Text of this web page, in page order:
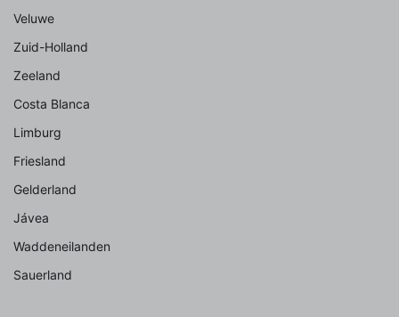
Veluwe
Zuid-Holland
Zeeland
Costa Blanca
Limburg
Friesland
Gelderland
Jávea
Waddeneilanden
Sauerland